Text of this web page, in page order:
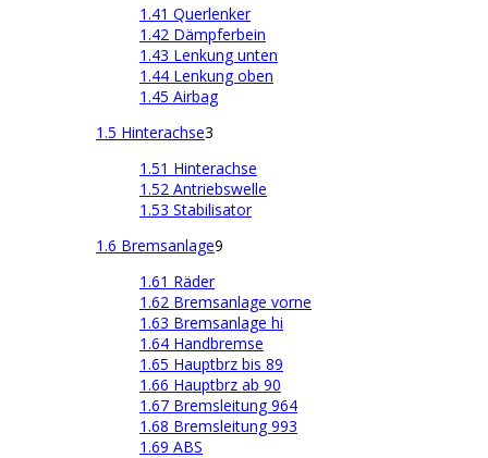
1.41 Querlenker
1.42 Dämpferbein
1.43 Lenkung unten
1.44 Lenkung oben
1.45 Airbag
1.5 Hinterachse3
1.51 Hinterachse
1.52 Antriebswelle
1.53 Stabilisator
1.6 Bremsanlage9
1.61 Räder
1.62 Bremsanlage vorne
1.63 Bremsanlage hi
1.64 Handbremse
1.65 Hauptbrz bis 89
1.66 Hauptbrz ab 90
1.67 Bremsleitung 964
1.68 Bremsleitung 993
1.69 ABS